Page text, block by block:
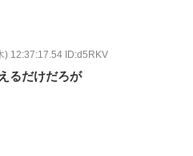
) 12:37:17.54 ID:d5RKV
るだけだろが